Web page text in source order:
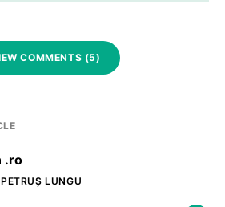
COMMENTS (5)
.ro
PETRUȘ LUNGU